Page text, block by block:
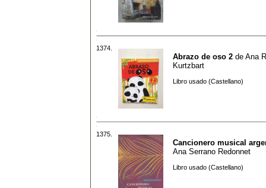
1374.
Abrazo de oso 2 de Ana
Kurtzbart
Libro usado (Castellano)
1375.
Cancionero musical
Ana Serrano Redonnet
Libro usado (Castellano)